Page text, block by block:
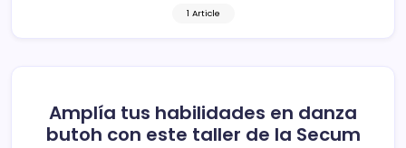
1 Article
Amplía tus habilidades en danza
butoh con este taller de la Secum